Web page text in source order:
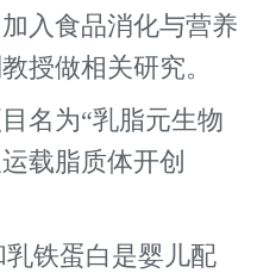
入食品消化与营养
授做相关研究。
为“乳脂元生物
载脂质体开创
铁蛋白是婴儿配